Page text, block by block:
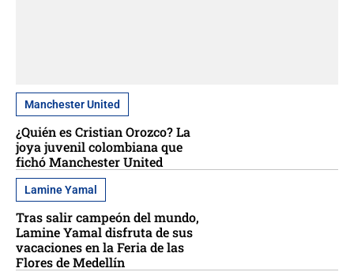
Manchester United
¿Quién es Cristian Orozco? La
joya juvenil colombiana que
fichó Manchester United
Lamine Yamal
Tras salir campeón del mundo,
Lamine Yamal disfruta de sus
vacaciones en la Feria de las
Flores de Medellín